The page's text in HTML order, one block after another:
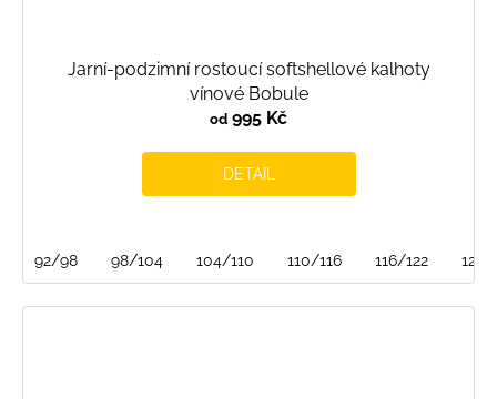
Jarní-podzimní rostoucí softshellové kalhoty
vínové Bobule
od 995 Kč
DETAIL
92/98 98/104 104/110 110/116 116/122 128/